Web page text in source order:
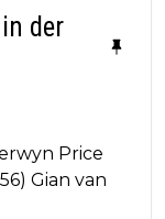
der
Price
Gian van